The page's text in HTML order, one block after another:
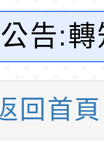
)
師甄選
)
及幼兒
)與學
府政風
，綠能
歲以上
吃得安
同仁踴
專業論
老師：
零綠領
告:
公告
活動
回首頁